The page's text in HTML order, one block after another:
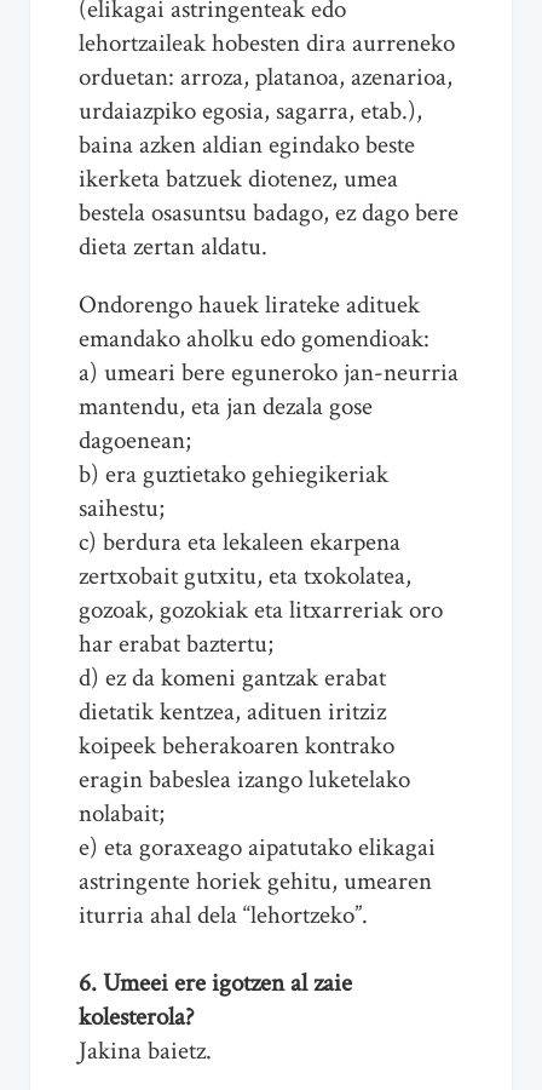
(elikagai astringenteak edo
lehortzaileak hobesten dira aurreneko
orduetan: arroza, platanoa, azenarioa,
urdaiazpiko egosia, sagarra, etab.),
baina azken aldian egindako beste
ikerketa batzuek diotenez, umea
bestela osasuntsu badago, ez dago bere
dieta zertan aldatu.
Ondorengo hauek lirateke adituek
emandako aholku edo gomendioak:
a) umeari bere eguneroko jan-neurria
mantendu, eta jan dezala gose
dagoenean;
b) era guztietako gehiegikeriak
saihestu;
c) berdura eta lekaleen ekarpena
zertxobait gutxitu, eta txokolatea,
gozoak, gozokiak eta litxarreriak oro
har erabat baztertu;
d) ez da komeni gantzak erabat
dietatik kentzea, adituen iritziz
koipeek beherakoaren kontrako
eragin babeslea izango luketelako
nolabait;
e) eta goraxeago aipatutako elikagai
astringente horiek gehitu, umearen
iturria ahal dela “lehortzeko”.
6. Umeei ere igotzen al zaie
kolesterola?
Jakina baietz.